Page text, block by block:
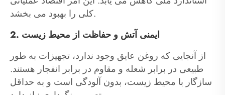
کلی را بهبود می بخشد.
2. ایمنی آتش و حفاظت از محیط زیست
از آنجایی که روغن عایق وجود ندارد، تجهیزات به طور
طبیعی در برابر شعله و مقاوم در برابر انفجار هستند.
سازگار با محیط زیست، بدون آلودگی است و به حداقل